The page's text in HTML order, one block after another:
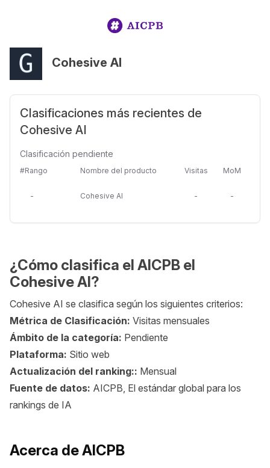
Cohesive AI
Clasificaciones más recientes de
Cohesive AI
Clasificación pendiente
#Rango Nombre del producto Visitas MoM
- Cohesive AI - -
¿Cómo clasifica el AICPB el
Cohesive AI?
Cohesive AI se clasifica según los siguientes criterios:
Métrica de Clasificación: Visitas mensuales
Ámbito de la categoría: Pendiente
Plataforma: Sitio web
Actualización del ranking:: Mensual
Fuente de datos: AICPB, El estándar global para los
rankings de IA
Acerca de AICPB